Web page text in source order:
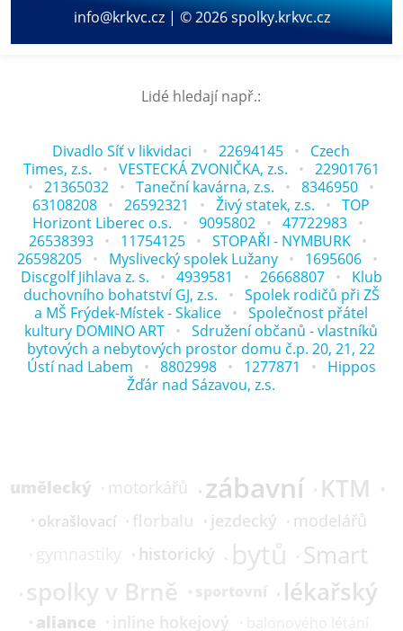
info@krkvc.cz | © 2026 spolky.krkvc.cz
Lidé hledají např.:
Divadlo Síť v likvidaci 22694145
Czech
Times, z.s.
VESTECKÁ ZVONIČKA, z.s.
22901761
21365032
Taneční kavárna, z.s.
8346950
63108208
26592321 Živý statek, z.s.
TOP
Horizont Liberec o.s.
9095802
47722983
26538393
11754125
STOPAŘI - NYMBURK
26598205
Myslivecký spolek Lužany
1695606
Discgolf Jihlava z. s.
4939581 26668807
Klub
duchovního bohatství GJ, z.s.
Spolek rodičů při ZŠ
a MŠ Frýdek-Místek - Skalice
Společnost přátel
kultury DOMINO ART
Sdružení občanů - vlastníků
bytových a nebytových prostor domu č.p. 20, 21, 22
Ústí nad Labem
8802998 1277871
Hippos
Žďár nad Sázavou, z.s.
umělecký motorkářů zábavní KTM
okrašlovací florbalu jezdecký
modelářů
historický bytů
Smart
spolky v Brně
lékařský
aliance inline hokejový